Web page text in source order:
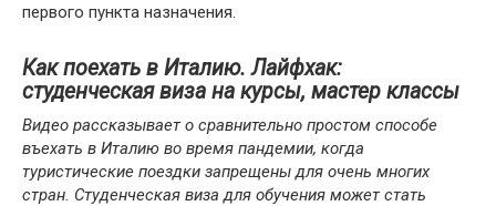
первого пункта назначения.
Как поехать в Италию. Лайфхак:
студенческая виза на курсы, мастер классы
Видео рассказывает о сравнительно простом способе
въехать в Италию во время пандемии, когда
туристические поездки запрещены для очень многих
стран. Студенческая виза для обучения может стать